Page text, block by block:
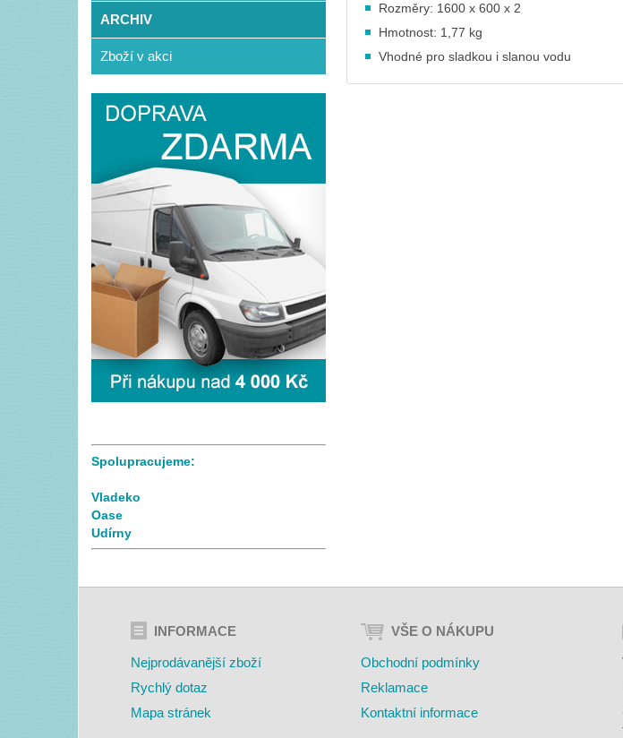
Rozměry: 1600 x 600 x 2
Hmotnost: 1,77 kg
Vhodné pro sladkou i slanou vodu
ARCHIV
Zboží v akci
Spolupracujeme:
Vladeko
Oase
Udírny
INFORMACE
Nejprodávanější zboží
Rychlý dotaz
Mapa stránek
VŠE O NÁKUPU
Obchodní podmínky
Reklamace
Kontaktní informace